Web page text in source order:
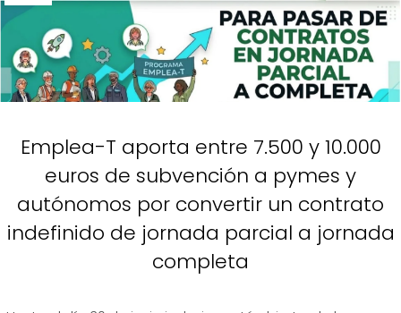
Emplea-T aporta entre 7.500 y 10.000
euros de subvención a pymes y
autónomos por convertir un contrato
indefinido de jornada parcial a jornada
completa